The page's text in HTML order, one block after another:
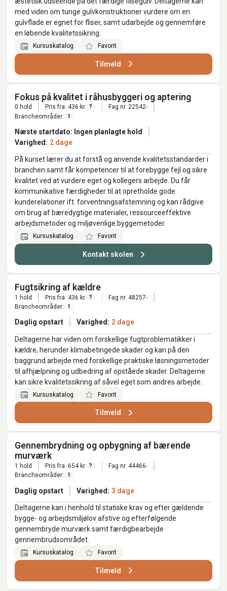
med viden om tunge gulvkonstruktioner vurdere om en
gulvflade er egnet for fliser, samt udarbejde og gennemføre
en løbende kvalitetssikring.
Kursuskatalog Favorit
Tilmeld
Fokus på kvalitet i råhusbyggeri og aptering
0 hold Pris fra: 436 kr. ?
Fag nr. 22542-
Brancheområder:
1
Næste startdato: Ingen planlagte hold
Varighed: 2 dage
På kurset lærer du at forstå og anvende kvalitetsstandarder i
branchen samt får kompetencer til at forebygge fejl og sikre
kvalitet ved at vurdere eget og kollegers arbejde. Du får
kommunikative færdigheder til at opretholde gode
kunderelationer ift. forventningsafstemning og kan rådgive
om brug af bæredygtige materialer, ressourceeffektive
arbejdsmetoder og miljøvenlige byggemetoder.
Kursuskatalog Favorit
Kontakt skolen
Fugtsikring af kældre
1 hold Pris fra: 436 kr. ?
Fag nr. 48257-
Brancheområder:
1
Daglig opstart Varighed: 2 dage
Deltagerne har viden om forskellige fugtproblematikker i
kældre, herunder klimabetingede skader og kan på den
baggrund arbejde med forskellige praktiske løsningsmetoder
til afhjælpning og udbedring af opståede skader. Deltagerne
kan sikre kvalitetssikring af såvel eget som andres arbejde.
Kursuskatalog Favorit
Tilmeld
Gennembrydning og opbygning af bærende
murværk
1 hold Pris fra: 654 kr. ?
Fag nr. 44466-
Brancheområder:
1
Daglig opstart Varighed: 3 dage
Deltagerne kan i henhold til statiske krav og efter gældende
bygge- og arbejdsmiljølov afstive og efterfølgende
gennembryde murværk samt færdigbearbejde
gennembrudsområdet.
Kursuskatalog Favorit
Tilmeld